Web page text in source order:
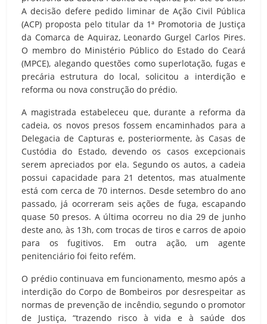
A decisão defere pedido liminar de Ação Civil Pública
(ACP) proposta pelo titular da 1ª Promotoria de Justiça
da Comarca de Aquiraz, Leonardo Gurgel Carlos Pires.
O membro do Ministério Público do Estado do Ceará
(MPCE), alegando questões como superlotação, fugas e
precária estrutura do local, solicitou a interdição e
reforma ou nova construção do prédio.
A magistrada estabeleceu que, durante a reforma da
cadeia, os novos presos fossem encaminhados para a
Delegacia de Capturas e, posteriormente, às Casas de
Custódia do Estado, devendo os casos excepcionais
serem apreciados por ela. Segundo os autos, a cadeia
possui capacidade para 21 detentos, mas atualmente
está com cerca de 70 internos. Desde setembro do ano
passado, já ocorreram seis ações de fuga, escapando
quase 50 presos. A última ocorreu no dia 29 de junho
deste ano, às 13h, com trocas de tiros e carros de apoio
para os fugitivos. Em outra ação, um agente
penitenciário foi feito refém.
O prédio continuava em funcionamento, mesmo após a
interdição do Corpo de Bombeiros por desrespeitar as
normas de prevenção de incêndio, segundo o promotor
de Justiça, “trazendo risco à vida e à saúde dos